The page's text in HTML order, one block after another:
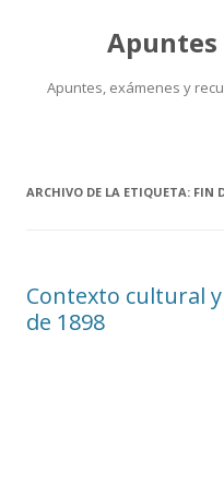
Apuntes
Apuntes, exámenes y
ARCHIVO DE LA ETIQUETA: FIN
Contexto cultural
de 1898